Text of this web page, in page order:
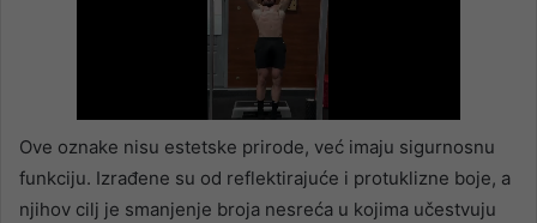
Ove oznake nisu estetske prirode, već imaju sigurnosnu
funkciju. Izrađene su od reflektirajuće i protuklizne boje, a
njihov cilj je smanjenje broja nesreća u kojima učestvuju